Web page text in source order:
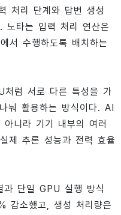
처리 단계와 답변 생성
노타는 입력 처리 연산은
서 수행하도록 배치하는
럼 서로 다른 특성을 가
눠 활용하는 방식이다. AI
니라 기기 내부의 여러
제 추론 성능과 전력 효율
과 단일 GPU 실행 방식
감소했고, 생성 처리량은